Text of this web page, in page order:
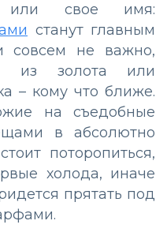
или свое имя:
станут главным
совсем не важно,
из золота или
– кому что ближе.
на съедобные
в абсолютно
поторопиться,
холода, иначе
прятать под